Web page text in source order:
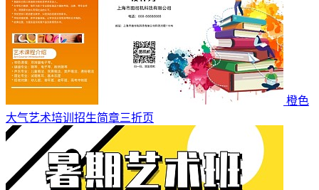
橙色
大气艺术培训招生简章三折页